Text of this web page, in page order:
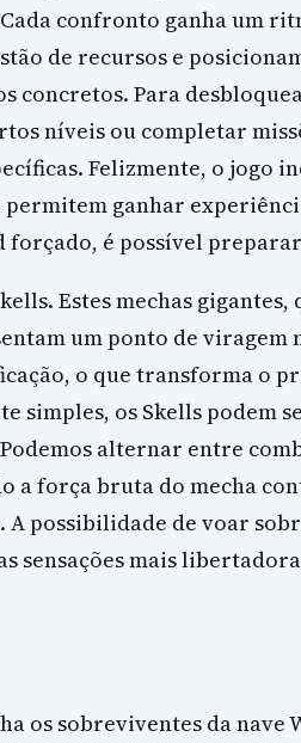
confronto ganha um
de recursos e
concretos. Para
níveis ou completar
Felizmente, o jogo
permitem ganhar
é possível
Estes mechas
um ponto de
o que transforma o
simples, os Skells podem
alternar entre
a força bruta do mecha
possibilidade de voar
sensações mais
os sobreviventes da nave